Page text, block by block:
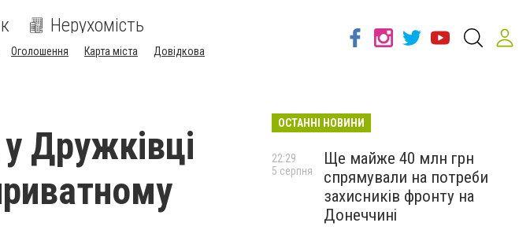
Нерухомість
Оголошення Карта міста Довідкова
Дружківці
ОСТАННІ НОВИНИ
Ще майже 40 млн грн
спрямували на потреби
захисників фронту на
Донеччині
22:29
5 серпня